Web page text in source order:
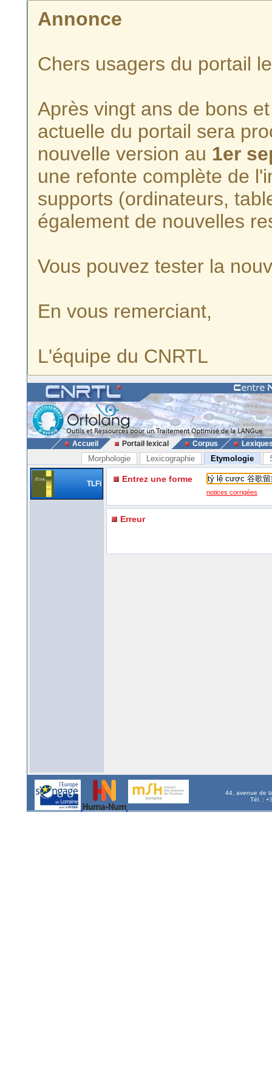
Annonce
Chers usagers du portail
Après vingt ans de bons
actuelle du portail sera
nouvelle version au 1er
une refonte complète de
supports (ordinateurs,
également de nouvelles
Vous pouvez tester la
En vous remerciant,
L'équipe du CNRTL
Accueil Portail lexical Corpus
Morphologie Lexicographie Etymologie
TLFi Entrez une forme
notices corrigées
Erreur
44, avenue de
Tél. :